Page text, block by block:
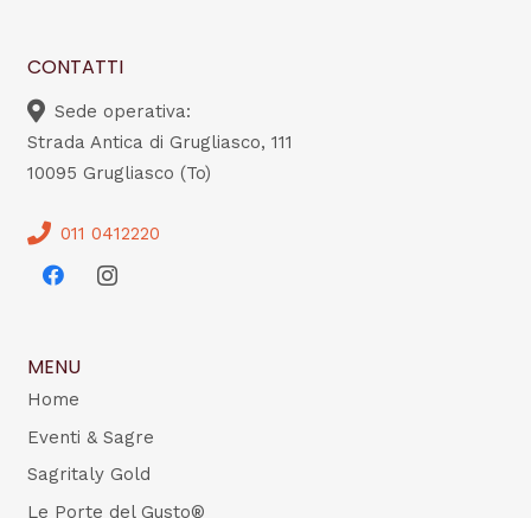
CONTATTI
Sede operativa:
Strada Antica di Grugliasco, 111
10095 Grugliasco (To)
011 0412220
MENU
Home
Eventi & Sagre
Sagritaly Gold
Le Porte del Gusto®